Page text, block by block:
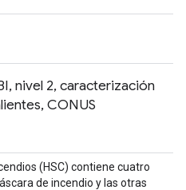
nivel 2, caracterización
CONUS
(HSC) contiene cuatro
de incendio y las otras